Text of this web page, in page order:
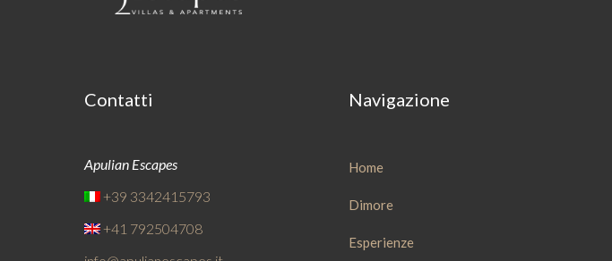
Contatti
Apulian Escapes
+39 3342415793
+41 792504708
Navigazione
Home
Dimore
Esperienze